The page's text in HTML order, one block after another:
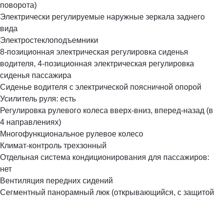
поворота)
Электрически регулируемые наружные зеркала заднего
вида
Электростеклоподъемники
8-позиционная электрическая регулировка сиденья
водителя, 4-позиционная электрическая регулировка
сиденья пассажира
Сиденье водителя с электрической поясничной опорой
Усилитель руля: есть
Регулировка рулевого колеса вверх-вниз, вперед-назад (в
4 направлениях)
Многофункциональное рулевое колесо
Климат-контроль трехзонный
Отдельная система кондиционирования для пассажиров:
нет
Вентиляция передних сидений
Сегментный панорамный люк (открывающийся, с защитой